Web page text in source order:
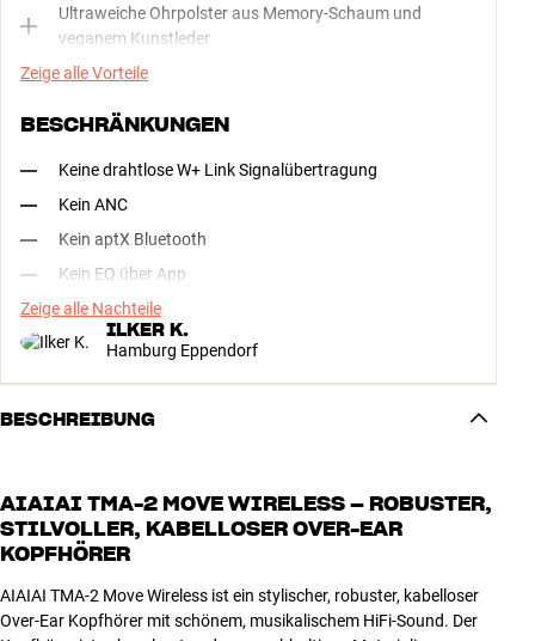
Ultraweiche Ohrpolster aus Memory-Schaum und
veganem Kunstleder
Zeige alle Vorteile
BESCHRÄNKUNGEN
Keine drahtlose W+ Link Signalübertragung
Kein ANC
Kein aptX Bluetooth
Kein EQ über App
Zeige alle Nachteile
ILKER K.
Hamburg Eppendorf
BESCHREIBUNG
AIAIAI TMA-2 MOVE WIRELESS – ROBUSTER,
STILVOLLER, KABELLOSER OVER-EAR
KOPFHÖRER
AIAIAI TMA-2 Move Wireless ist ein stylischer, robuster, kabelloser
Over-Ear Kopfhörer mit schönem, musikalischem HiFi-Sound. Der